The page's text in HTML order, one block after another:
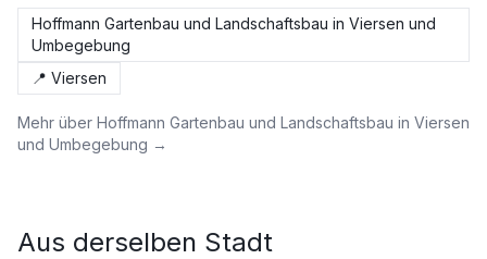
Hoffmann Gartenbau und Landschaftsbau in Viersen und
Umbegebung
📍 Viersen
Mehr über Hoffmann Gartenbau und Landschaftsbau in Viersen
und Umbegebung →
Aus derselben Stadt